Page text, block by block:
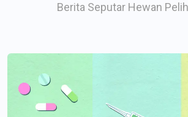
Berita Seputar Hewan